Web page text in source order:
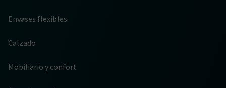
Envases flexibles
Calzado
Mobiliario y confort